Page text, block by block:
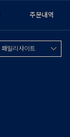
주문내역
패밀리 사이트